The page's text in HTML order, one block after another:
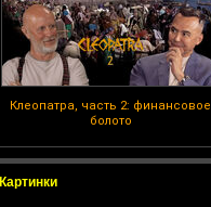
Клеопатра, часть 2: финансовое
болото
Картинки